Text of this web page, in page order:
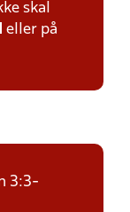
skal
eller på
3:3-